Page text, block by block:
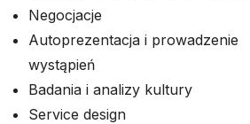
Negocjacje
Autoprezentacja i prowadzenie
wystąpień
Badania i analizy kultury
Service design